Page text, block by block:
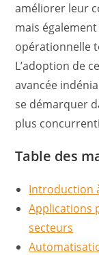
améliorer leur
mais
opérationnelle
L’adoption de
avancée
se démarquer
plus
Table des
Introduction
Applications
secteurs